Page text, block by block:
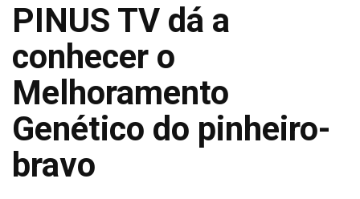
PINUS TV dá a
conhecer o
Melhoramento
Genético do pinheiro-
bravo